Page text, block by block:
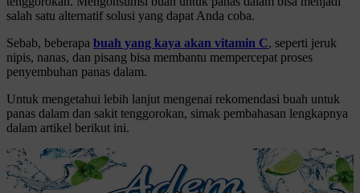
salah satu alternatif solusi yang dapat Anda coba.
Sebab, beberapa buah yang kaya akan vitamin C, seperti jeruk
nipis, nanas, dan pisang bisa membantu mempercepat proses
penyembuhan panas dalam.
Untuk mengetahui lebih lanjut mengenai rekomendasi buah untuk
panas dalam dan sakit tenggorokan, simak pembahasan lengkapnya
dalam artikel berikut ini.